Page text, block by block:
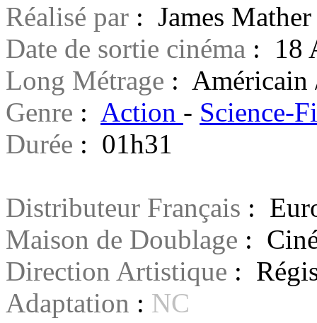
Réalisé par : James
Date de sortie cinéma : 18
Long Métrage : Américain
Genre : Action - Science-
Durée : 01h31
Distributeur Français :
Maison de Doublage :
Direction Artistique :
Adaptation : NC